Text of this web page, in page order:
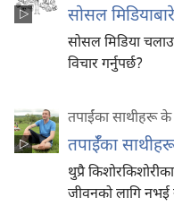
सोसल
सोसल मिडिया
विचार गर्नुपर्छ?
तपाईंका साथीहरू
तपाईँका
थुप्रै
जीवनको लागि नभई